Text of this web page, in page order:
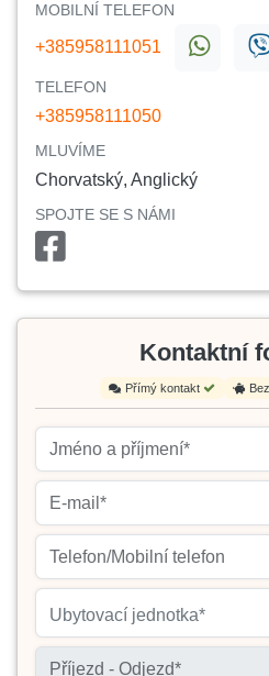
MOBILNÍ TELEFON
+385958111051
TELEFON
+385958111050
MLUVÍME
Chorvatský, Anglický
SPOJTE SE S NÁMI
Kontaktní
Přímý kontakt
Ubytovací jednotka*